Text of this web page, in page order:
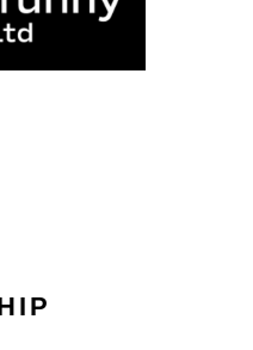
サービスの提供、商
う対価の請求その他
る付随業務の遂行
これらに附帯する設
スや刊行物などの発